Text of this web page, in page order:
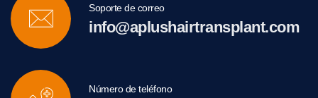
Soporte de correo
info@aplushairtransplant.com
Número de teléfono